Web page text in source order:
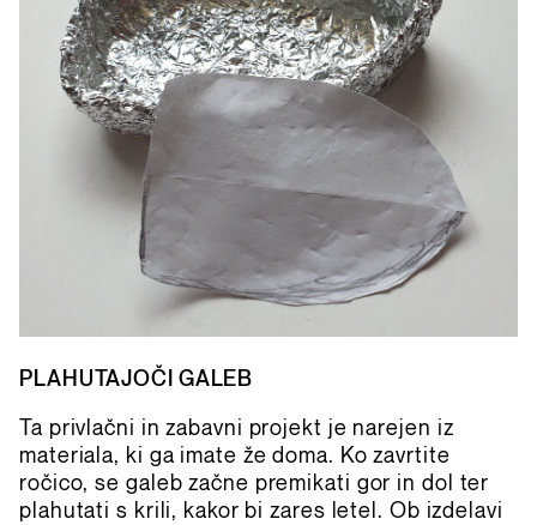
PLAHUTAJOČI GALEB
Ta privlačni in zabavni projekt je narejen iz
materiala, ki ga imate že doma. Ko zavrtite
ročico, se galeb začne premikati gor in dol ter
plahutati s krili, kakor bi zares letel. Ob izdelavi